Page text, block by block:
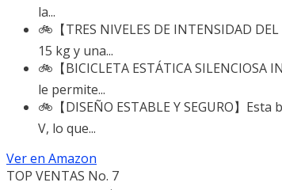
la...
🚲【TRES NIVELES DE INTENSIDAD
15 kg y una...
🚲【BICICLETA ESTÁTICA
le permite...
🚲【DISEÑO ESTABLE Y SEGURO】
V, lo que...
Ver en Amazon
TOP VENTAS No. 7